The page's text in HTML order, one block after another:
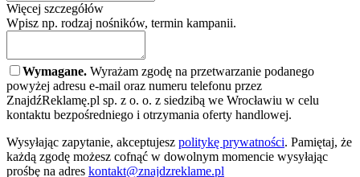
Więcej szczegółów
Wpisz np. rodzaj nośników, termin kampanii.
Wymagane. Wyrażam zgodę na przetwarzanie podanego
powyżej adresu e-mail oraz numeru telefonu przez
ZnajdźReklamę.pl sp. z o. o. z siedzibą we Wrocławiu w celu
kontaktu bezpośredniego i otrzymania oferty handlowej.
Wysyłając zapytanie, akceptujesz politykę prywatności. Pamiętaj, że
każdą zgodę możesz cofnąć w dowolnym momencie wysyłając
prośbę na adres kontakt@znajdzreklame.pl